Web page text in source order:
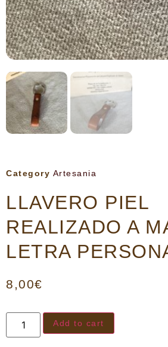
Category Artesania
LLAVERO PIEL
REALIZADO A
LETRA
8,00€
Add to cart